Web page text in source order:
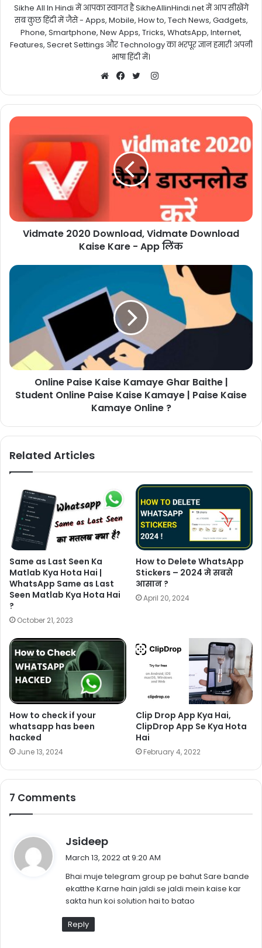
Sikhe All In Hindi में आपका स्वागत है SikheAllinHindi.net में आप सीखेंगे
सब कुछ हिंदी में जैसे - Apps, Mobile, How to, Tech News, Gadgets,
Phone, Smartphone, New Apps, Tricks, WhatsApp, Internet,
Features, Secret Settings और Technology का भरपूर ज्ञान हमारी अपनी
भाषा हिंदी में।
Instagram
Vidmate 2020 Download, Vidmate Download
Kaise Kare - App लिंक
Online Paise Kaise Kamaye Ghar Baithe |
Student Online Paise Kaise Kamaye | Paise Kaise
Kamaye Online ?
Related Articles
Same as Last Seen Ka
Matlab Kya Hota Hai |
WhatsApp Same as Last
Seen Matlab Kya Hota Hai
?
October 21, 2023
How to Delete WhatsApp
Stickers – 2024 मे सबसे
आसान ?
April 20, 2024
How to check if your
whatsapp has been
hacked
June 13, 2024
Clip Drop App Kya Hai,
ClipDrop App Se Kya Hota
Hai
February 4, 2022
7 Comments
Jsideep
a
s
:
March 13, 2022 at 9:20 AM
Bhai muje telegram group pe bahut Sare bande
ekatthe Karne hain jaldi se jaldi mein kaise kar
sakta hun koi solution hai to batao
Reply